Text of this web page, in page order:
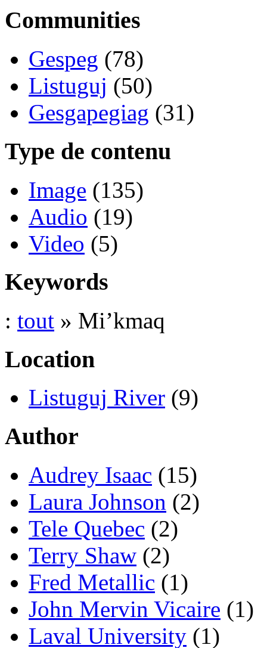
Communities
Gespeg (78)
Listuguj (50)
Gesgapegiag (31)
Type de contenu
Image (135)
Audio (19)
Video (5)
Keywords
: tout » Mi’kmaq
Location
Listuguj River (9)
Author
Audrey Isaac (15)
Laura Johnson (2)
Tele Quebec (2)
Terry Shaw (2)
Fred Metallic (1)
John Mervin Vicaire (1)
Laval University (1)